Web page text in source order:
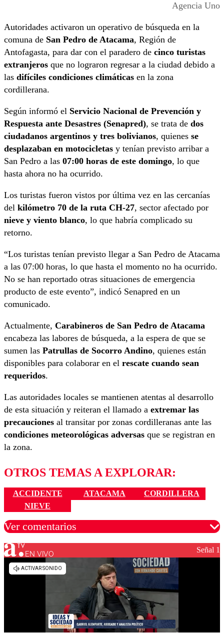
Agencia Uno
Autoridades activaron un operativo de búsqueda en la
comuna de San Pedro de Atacama, Región de
Antofagasta, para dar con el paradero de cinco turistas
extranjeros que no lograron regresar a la ciudad debido a
las difíciles condiciones climáticas en la zona
cordillerana.
Según informó el Servicio Nacional de Prevención y
Respuesta ante Desastres (Senapred), se trata de dos
ciudadanos argentinos y tres bolivianos, quienes se
desplazaban en motocicletas y tenían previsto arribar a
San Pedro a las 07:00 horas de este domingo, lo que
hasta ahora no ha ocurrido.
Los turistas fueron vistos por última vez en las cercanías
del kilómetro 70 de la ruta CH-27, sector afectado por
nieve y viento blanco, lo que habría complicado su
retorno.
“Los turistas tenían previsto llegar a San Pedro de Atacama
a las 07:00 horas, lo que hasta el momento no ha ocurrido.
No se han reportado otras situaciones de emergencia
producto de este evento”, indicó Senapred en un
comunicado.
Actualmente, Carabineros de San Pedro de Atacama
encabeza las labores de búsqueda, a la espera de que se
sumen las Patrullas de Socorro Andino, quienes están
disponibles para colaborar en el rescate cuando sean
requeridos.
Las autoridades locales se mantienen atentas al desarrollo
de esta situación y reiteran el llamado a extremar las
precauciones al transitar por zonas cordilleranas ante las
condiciones meteorológicas adversas que se registran en
la zona.
OTROS TEMAS A EXPLORAR:
ACCIDENTE ATACAMA
CORDILLERA
NIEVE
Ver comentarios
Los comentarios son moderados para garantizar un
diálogo respetuoso.
EN VIVO Señal 1